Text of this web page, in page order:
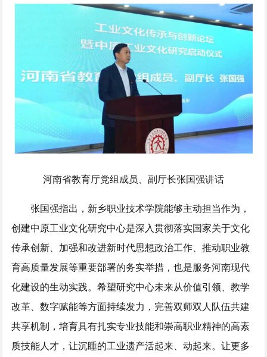
河南省教育厅党组成员、副厅长张国强讲话
张国强指出，新乡职业技术学院能够主动担当作为，
创建中原工业文化研究中心是深入贯彻落实国家关于文化
传承创新、加强和改进新时代思想政治工作、推动职业教
育高质量发展等重要部署的务实举措，也是服务河南现代
化建设的生动实践。希望研究中心未来从价值引领、教学
改革、数字赋能等方面持续发力，完善双师双人队伍共建
共享机制，培育具有扎实专业技能和崇高职业精神的高素
质技能人才，让沉睡的工业遗产活起来、动起来。让更多